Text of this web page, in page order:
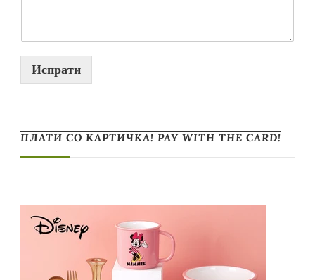
Испрати
ПЛАТИ СО КАРТИЧКА! PAY WITH THE CARD!